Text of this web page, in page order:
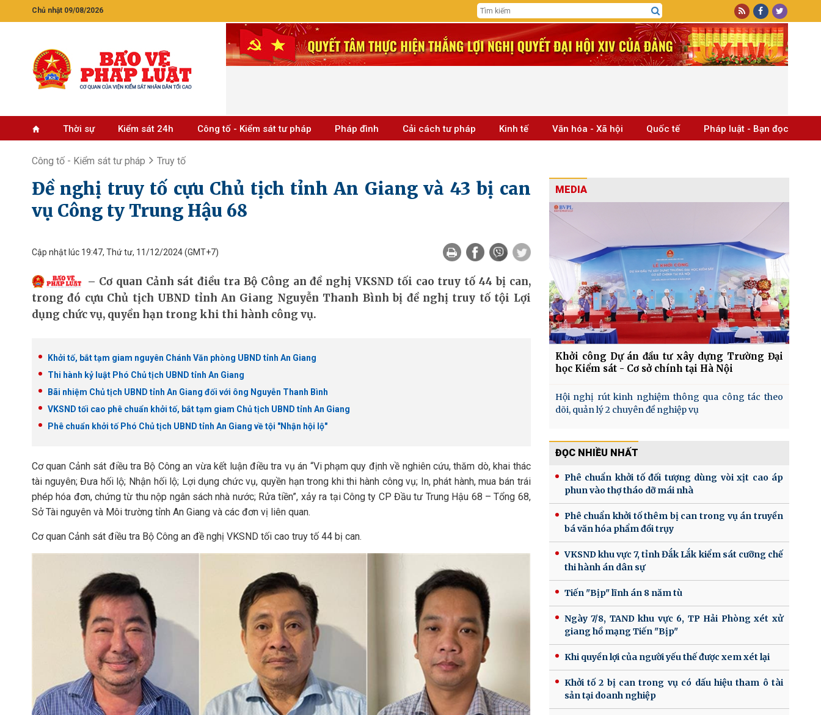
Chủ nhật 09/08/2026
Thời sự Kiểm sát 24h Công tố - Kiểm sát tư pháp Pháp đình Cải cách tư pháp Kinh tế Văn hóa - Xã hội Quốc tế Pháp luật - Bạn đọc
Công tố - Kiểm sát tư pháp Truy tố
Đề nghị truy tố cựu Chủ tịch tỉnh An Giang và 43 bị can
vụ Công ty Trung Hậu 68
Cập nhật lúc 19:47, Thứ tư, 11/12/2024(GMT+7)
Cơ quan Cảnh sát điều tra Bộ Công an đề nghị VKSND tối cao truy tố 44 bị can,
trong đó cựu Chủ tịch UBND tỉnh An Giang Nguyễn Thanh Bình bị đề nghị truy tố tội Lợi
dụng chức vụ, quyền hạn trong khi thi hành công vụ.
Khởi tố, bắt tạm giam nguyên Chánh Văn phòng UBND tỉnh An Giang
Thi hành kỷ luật Phó Chủ tịch UBND tỉnh An Giang
Bãi nhiệm Chủ tịch UBND tỉnh An Giang đối với ông Nguyễn Thanh Bình
VKSND tối cao phê chuẩn khởi tố, bắt tạm giam Chủ tịch UBND tỉnh An Giang
Phê chuẩn khởi tố Phó Chủ tịch UBND tỉnh An Giang về tội "Nhận hội lộ"
Cơ quan Cảnh sát điều tra Bộ Công an vừa kết luận điều tra vụ án “Vi phạm quy định về nghiên cứu, thăm dò, khai thác
tài nguyên; Đưa hối lộ; Nhận hối lộ; Lợi dụng chức vụ, quyền hạn trong khi thi hành công vụ; In, phát hành, mua bán trái
phép hóa đơn, chứng từ thu nộp ngân sách nhà nước; Rửa tiền”, xảy ra tại Công ty CP Đầu tư Trung Hậu 68 – Tổng 68,
Sở Tài nguyên và Môi trường tỉnh An Giang và các đơn vị liên quan.
Cơ quan Cảnh sát điều tra Bộ Công an đề nghị VKSND tối cao truy tố 44 bị can.
MEDIA
Khởi công Dự án đầu tư xây dựng Trường Đại
học Kiểm sát - Cơ sở chính tại Hà Nội
Hội nghị rút kinh nghiệm thông qua công tác theo
dõi, quản lý 2 chuyên đề nghiệp vụ
ĐỌC NHIỀU NHẤT
Phê chuẩn khởi tố đối tượng dùng vòi xịt cao áp
phun vào thợ tháo dỡ mái nhà
Phê chuẩn khởi tố thêm bị can trong vụ án truyền
bá văn hóa phẩm đồi trụy
VKSND khu vực 7, tỉnh Đắk Lắk kiểm sát cưỡng chế
thi hành án dân sự
Tiến "Bịp" lĩnh án 8 năm tù
Ngày 7/8, TAND khu vực 6, TP Hải Phòng xét xử
giang hồ mạng Tiến "Bịp"
Khi quyền lợi của người yếu thế được xem xét lại
Khởi tố 2 bị can trong vụ có dấu hiệu tham ô tài
sản tại doanh nghiệp